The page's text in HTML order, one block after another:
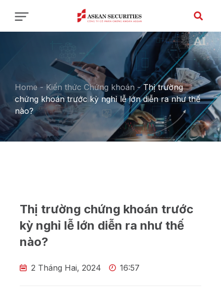
Home - Kiến thức Chứng khoán -Thị trường
chứng khoán trước kỳ nghỉ lễ lớn diễn ra như thế
nào?
Thị trường chứng khoán trước
kỳ nghỉ lễ lớn diễn ra như thế
nào?
2 Tháng Hai, 2024 16:57